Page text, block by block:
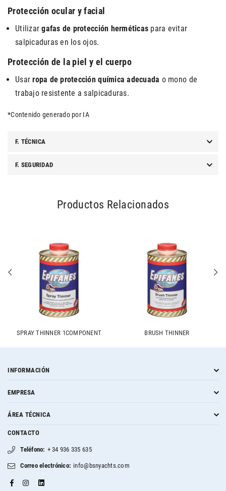
Protección ocular y facial
Utilizargafas de protección herméticas para evitar
salpicaduras en los ojos.
Protección de la piel y el cuerpo
Usarropa de protección química adecuada o mono de
trabajo resistente a salpicaduras.
*Contenido generado por IA
F. TÉCNICA
F. SEGURIDAD
Productos Relacionados
SPRAY THINNER 1COMPONENT BRUSH THINNER
INFORMACIÓN
EMPRESA
ÁREA TÉCNICA
CONTACTO
Teléfono: + 34 936 335 635
Correo electrónico: info@bsnyachts.com